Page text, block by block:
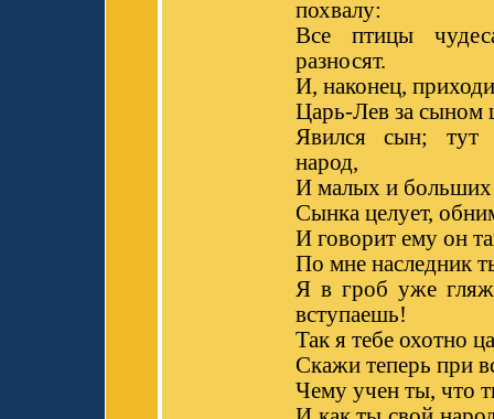
похвалу:
Все птицы
разносят.
И, наконец,
Царь-Лев за сыном
Явился сын; тут
народ,
И малых и больших
Сынка целует,
И говорит ему он
По мне наследник
Я в гроб уже
вступаешь!
Так я тебе охотно
Скажи теперь при
Чему учен ты, что